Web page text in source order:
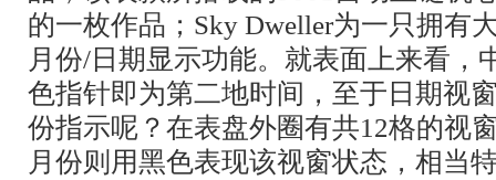
的一枚作品；Sky Dweller为一只拥有
月份/日期显示功能。就表面上来看，
色指针即为第二地时间，至于日期视
份指示呢？在表盘外圈有共12格的视
月份则用黑色表现该视窗状态，相当